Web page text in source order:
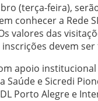
(terça-feira),
conhecer a Rede
valores das
devem ser
apoio institucional
e Sicredi
Porto Alegre e